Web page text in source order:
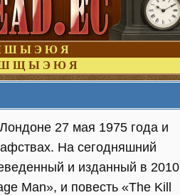
Ш Ы Э Ю Я
Щ Ы Э Ю Я
27 мая 1975 года и
На сегодняшний
и изданный в 2010
Man», и повесть «The Kill